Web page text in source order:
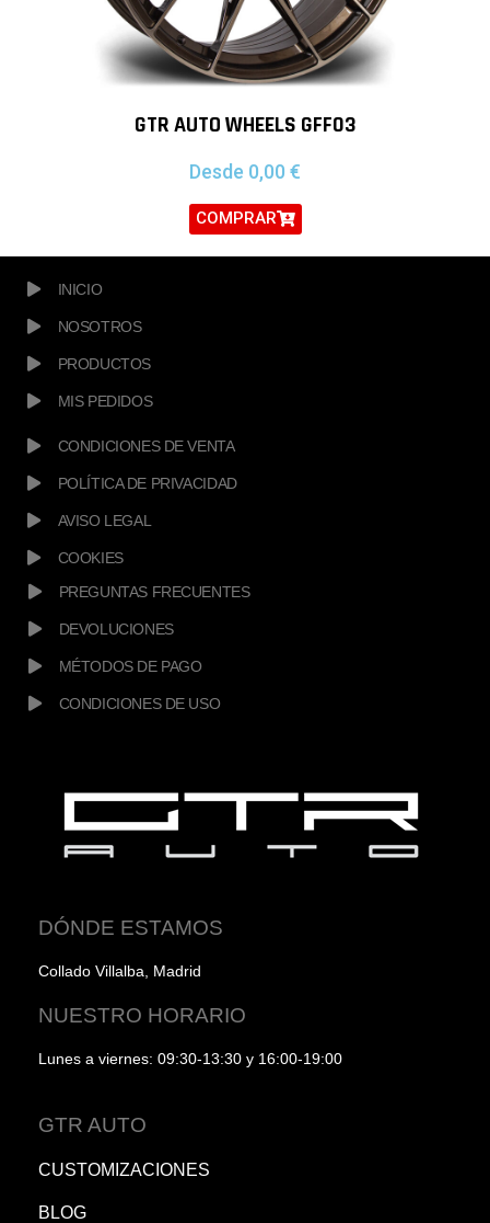
GTR AUTO WHEELS GFF03
Desde 0,00 €
COMPRAR
INICIO
NOSOTROS
PRODUCTOS
MIS PEDIDOS
CONDICIONES DE VENTA
POLÍTICA DE PRIVACIDAD
AVISO LEGAL
COOKIES
PREGUNTAS FRECUENTES
DEVOLUCIONES
MÉTODOS DE PAGO
CONDICIONES DE USO
DÓNDE ESTAMOS
Collado Villalba, Madrid
NUESTRO HORARIO
Lunes a viernes: 09:30-13:30 y 16:00-19:00
GTR AUTO
CUSTOMIZACIONES
BLOG